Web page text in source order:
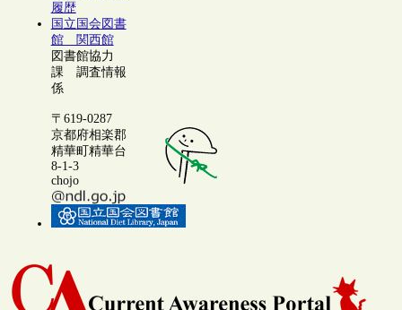
履歴
国立国会図書
館 関西館
図書館協力
課 調査情報
係
〒619-0287
京都府相楽郡
精華町精華台
8-1-3
chojo